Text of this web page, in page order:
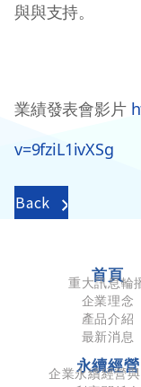
與與支持。
業績發表會影片
v=9fziL1ivXSg
Back
首頁
重大訊息輪
企業理念
產品介紹
最新消息
永續經營
企業永續經營